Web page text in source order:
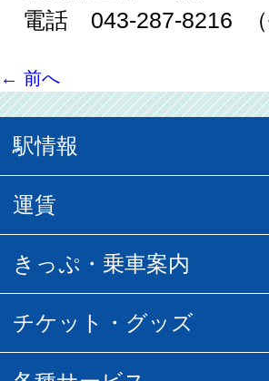
電話 043-287-8216 （
← 前へ
駅情報
駅情報
所要時間
運賃
普通運賃
団体乗車
きっぷ・乗車案内
乗車券の種類
チケット・グッズ
駅窓口販売チケット